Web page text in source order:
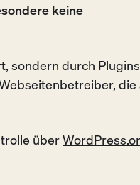
keine
sondern durch Plugins
die
über